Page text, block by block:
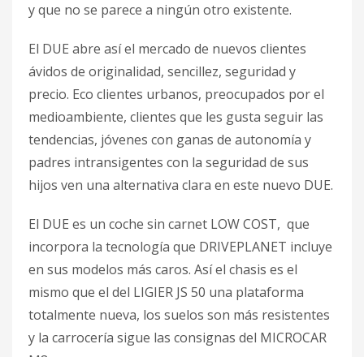
y que no se parece a ningún otro existente.
El DUE abre así el mercado de nuevos clientes
ávidos de originalidad, sencillez, seguridad y
precio. Eco clientes urbanos, preocupados por el
medioambiente, clientes que les gusta seguir las
tendencias, jóvenes con ganas de autonomía y
padres intransigentes con la seguridad de sus
hijos ven una alternativa clara en este nuevo DUE.
El DUE es un coche sin carnet LOW COST, que
incorpora la tecnología que DRIVEPLANET incluye
en sus modelos más caros. Así el chasis es el
mismo que el del LIGIER JS 50 una plataforma
totalmente nueva, los suelos son más resistentes
y la carrocería sigue las consignas del MICROCAR